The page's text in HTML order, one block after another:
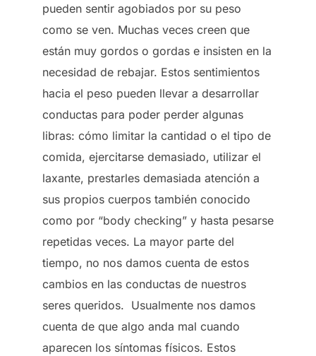
pueden sentir agobiados por su peso
como se ven. Muchas veces creen que
están muy gordos o gordas e insisten en la
necesidad de rebajar. Estos sentimientos
hacia el peso pueden llevar a desarrollar
conductas para poder perder algunas
libras: cómo limitar la cantidad o el tipo de
comida, ejercitarse demasiado, utilizar el
laxante, prestarles demasiada atención a
sus propios cuerpos también conocido
como por “body checking” y hasta pesarse
repetidas veces. La mayor parte del
tiempo, no nos damos cuenta de estos
cambios en las conductas de nuestros
seres queridos. Usualmente nos damos
cuenta de que algo anda mal cuando
aparecen los síntomas físicos. Estos